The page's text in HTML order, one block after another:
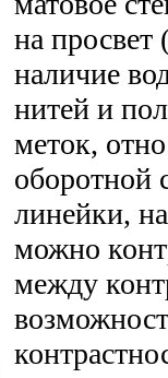
на просвет
наличие
нитей и
меток,
оборотной
линейки,
можно
между